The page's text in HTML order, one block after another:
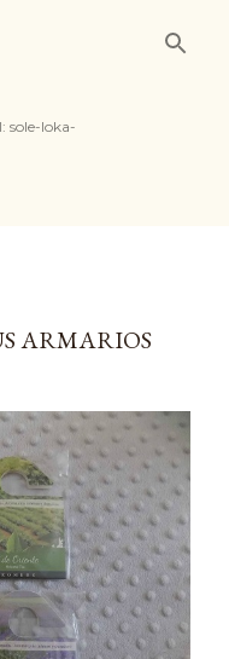
sole-loka-
ARMARIOS